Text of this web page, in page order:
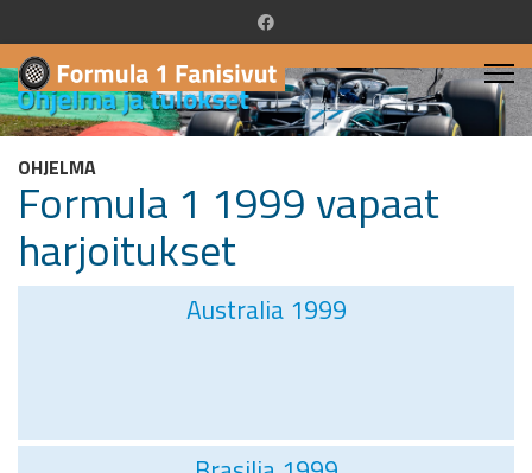
OHJELMA
Formula 1 1999 vapaat
harjoitukset
Australia 1999